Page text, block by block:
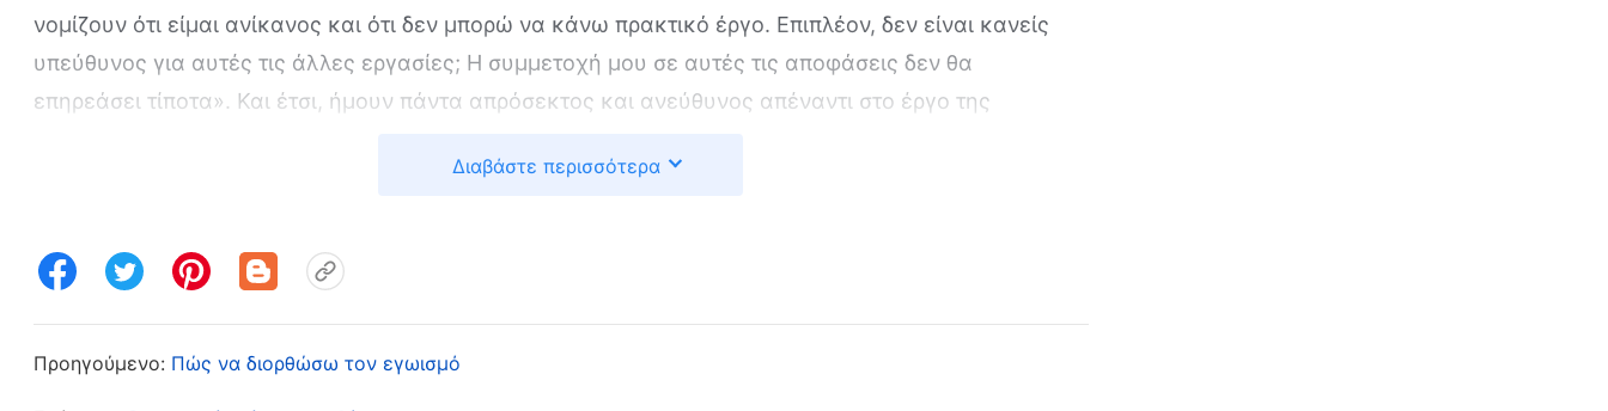
νομίζουν ότι είμαι ανίκανος και ότι δεν μπορώ να κάνω πρακτικό έργο. Επιπλέον, δεν είναι κανείς
υπεύθυνος για αυτές τις άλλες εργασίες; Η συμμετοχή μου σε αυτές τις αποφάσεις δεν θα
επηρεάσει τίποτα». Και έτσι, ήμουν πάντα απρόσεκτος και ανεύθυνος απέναντι στο έργο της
συζητήσεων για το έργο σπάνια εκφράζεις την άποψή σου, δεν υποβάλλεις ουσιαστικές προτάσεις
και δεν αισθάνεσαι ούτε ίχνος ευθύνης απέναντι στο έργο της εκκλησίας. Δεν είσαι κατάλληλος
για επικεφαλής. Μετά από συζήτηση, όλοι αποφάσισαν ότι θα πρέπει να απαλλαγείς από τα
Διαβάστε περισσότερα
Προηγούμενο: Πώς να διορθώσω τον εγωισμό